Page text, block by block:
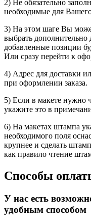
2) Не обязательно
необходимые для Вашего
3) На этом шаге Вы
выбрать
добавленные позиции
Или сразу перейти к
4) Адрес для доставки
при оформлении заказа.
5) Если в макете нужно
укажите это в
6) На макетах штампа
необходимого поля
крупнее и сделать
как правило чтение
Способы
У нас есть
удобным способом